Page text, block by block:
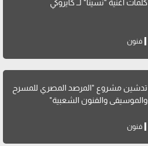
كلمات أغنية "نسينا" لــ كايروكي
فنون
تدشين مشروع "المرصد المصري للمسرح
والموسيقى والفنون الشعبية"
فنون